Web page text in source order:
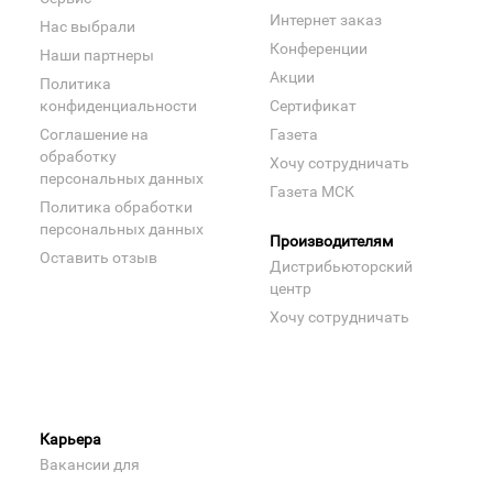
Нас выбрали
Наши партнеры
Политика
конфиденциальности
Соглашение на
обработку
персональных данных
Политика обработки
персональных данных
Оставить отзыв
Интернет заказ
Конференции
Акции
Сертификат
Газета
Хочу сотрудничать
Газета МСК
Производителям
Дистрибьюторский
центр
Хочу сотрудничать
Карьера
Вакансии для